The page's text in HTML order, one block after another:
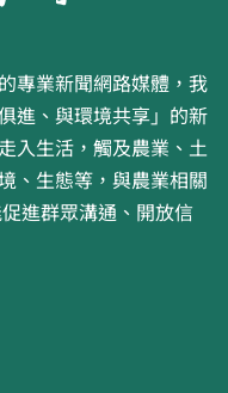
專業新聞網路媒體，我
進、與環境共享」的新
入生活，觸及農業、土
、生態等，與農業相關
進群眾溝通、開放信